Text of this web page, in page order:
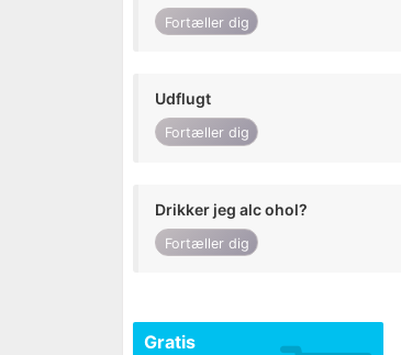
Fortæller dig
Udflugt
Fortæller dig
Drikker jeg alc ohol?
Fortæller dig
Gratis